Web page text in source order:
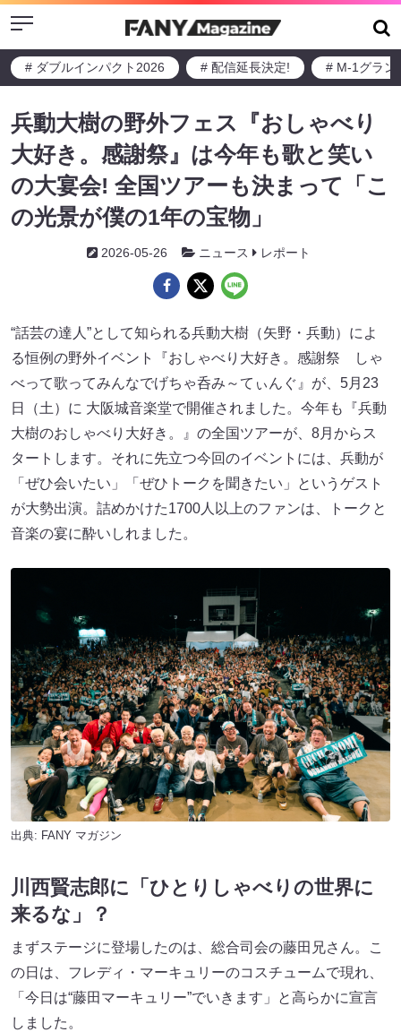
Menu
# ダブルインパクト2026 # 配信延長決定! # M-1グラン
兵動大樹の野外フェス『おしゃべり
大好き。感謝祭』は今年も歌と笑い
の大宴会! 全国ツアーも決まって「こ
の光景が僕の1年の宝物」
2026-05-26 ニュース レポート
“話芸の達人”として知られる兵動大樹（矢野・兵動）によ
る恒例の野外イベント『おしゃべり大好き。感謝祭 しゃ
べって歌ってみんなでげちゃ呑み～てぃんぐ』が、5月23
日（土）に 大阪城音楽堂で開催されました。今年も『兵動
大樹のおしゃべり大好き。』の全国ツアーが、8月からス
タートします。それに先立つ今回のイベントには、兵動が
「ぜひ会いたい」「ぜひトークを聞きたい」というゲスト
が大勢出演。詰めかけた1700人以上のファンは、トークと
音楽の宴に酔いしれました。
出典: FANY マガジン
川西賢志郎に「ひとりしゃべりの世界に
来るな」？
まずステージに登場したのは、総合司会の藤田兄さん。こ
の日は、フレディ・マーキュリーのコスチュームで現れ、
「今日は“藤田マーキュリー”でいきます」と高らかに宣言
しました。